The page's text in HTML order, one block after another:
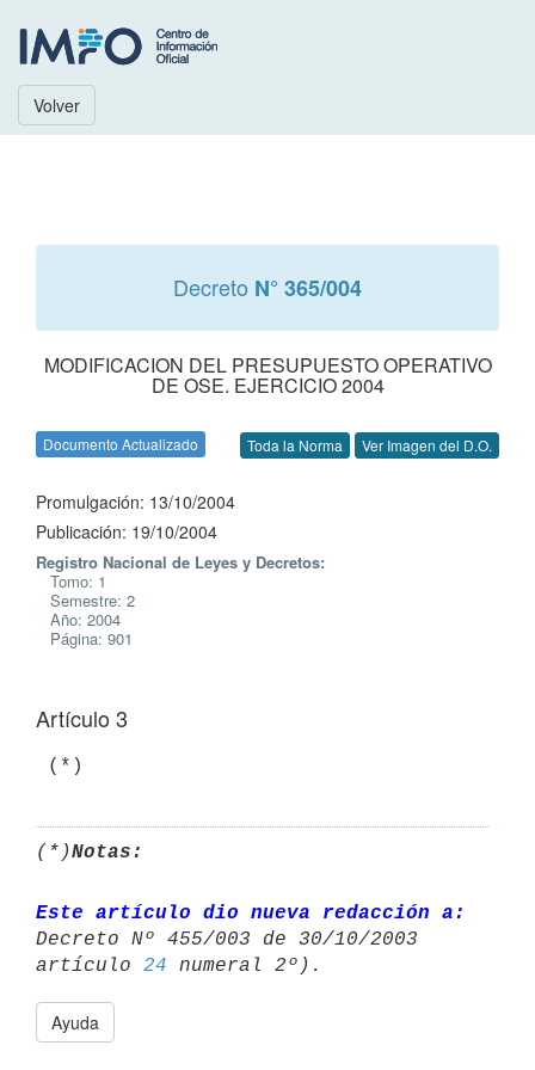
Volver
Decreto N° 365/004
MODIFICACION DEL PRESUPUESTO OPERATIVO
DE OSE. EJERCICIO 2004
Documento Actualizado Toda la Norma Ver Imagen del D.O.
Promulgación: 13/10/2004
Publicación: 19/10/2004
Registro Nacional de Leyes y Decretos:
Tomo: 1
Semestre: 2
Año: 2004
Página: 901
Artículo 3
(*)Notas:
Este artículo dio nueva redacción a:
Decreto Nº 455/003 de 30/10/2003
artículo 24
Ayuda